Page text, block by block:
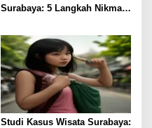
Surabaya: 5 Langkah Nikmati
Studi Kasus Wisata Surabaya: